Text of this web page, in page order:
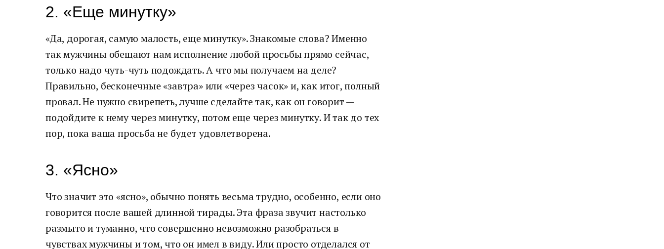
2. «Еще минутку»
«Да, дорогая, самую малость, еще минутку». Знакомые слова? Именно
так мужчины обещают нам исполнение любой просьбы прямо сейчас,
только надо чуть-чуть подождать. А что мы получаем на деле?
Правильно, бесконечные «завтра» или «через часок» и, как итог, полный
провал. Не нужно свирепеть, лучше сделайте так, как он говорит —
подойдите к нему через минутку, потом еще через минутку. И так до тех
пор, пока ваша просьба не будет удовлетворена.
3. «Ясно»
Что значит это «ясно», обычно понять весьма трудно, особенно, если оно
говорится после вашей длинной тирады. Эта фраза звучит настолько
размыто и туманно, что совершенно невозможно разобраться в
чувствах мужчины и том, что он имел в виду. Или просто отделался от